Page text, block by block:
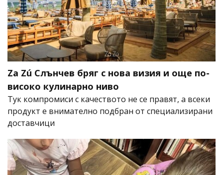
Za Zú Слънчев бряг с нова визия и още по-
високо кулинарно ниво
Тук компромиси с качеството не се правят, а всеки
продукт е внимателно подбран от специализирани
доставчици